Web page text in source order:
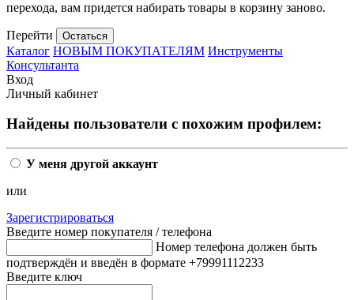
перехода, вам придется набирать товары в корзину заново.
Перейти Остаться
Каталог НОВЫМ ПОКУПАТЕЛЯМ Инструменты
Консультанта
Вход
Личный кабинет
Найдены пользователи с похожим профилем:
У меня другой аккаунт
или
Зарегистрироваться
Введите номер покупателя / телефона
Номер телефона должен быть
подтверждён и введён в формате +79991112233
Введите ключ